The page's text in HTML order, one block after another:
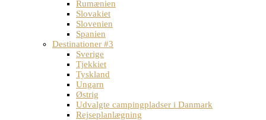
Rumænien
Slovakiet
Slovenien
Spanien
Destinationer #3
Sverige
Tjekkiet
Tyskland
Ungarn
Østrig
Udvalgte campingpladser i Danmark
Rejseplanlægning